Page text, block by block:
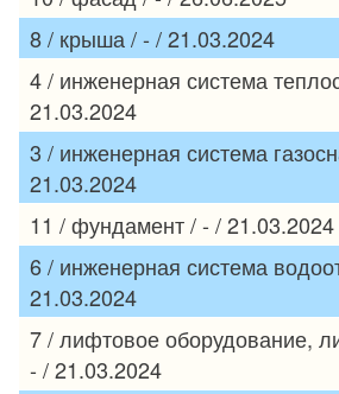
8 / крыша / - / 21.03.2024
4 / инженерная система
21.03.2024
3 / инженерная система
21.03.2024
11 / фундамент / - / 21.03.2024
6 / инженерная система
21.03.2024
7 / лифтовое оборудование,
- / 21.03.2024